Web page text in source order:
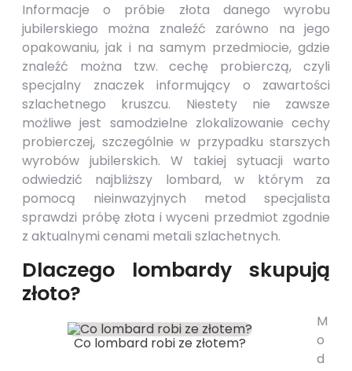
Informacje o próbie złota danego wyrobu
jubilerskiego można znaleźć zarówno na jego
opakowaniu, jak i na samym przedmiocie, gdzie
znaleźć można tzw. cechę probierczą, czyli
specjalny znaczek informujący o zawartości
szlachetnego kruszcu. Niestety nie zawsze
możliwe jest samodzielne zlokalizowanie cechy
probierczej, szczególnie w przypadku starszych
wyrobów jubilerskich. W takiej sytuacji warto
odwiedzić najbliższy lombard, w którym za
pomocą nieinwazyjnych metod specjalista
sprawdzi próbę złota i wyceni przedmiot zgodnie
z aktualnymi cenami metali szlachetnych.
Dlaczego lombardy skupują
złoto?
Co lombard robi ze złotem?
M
o
d